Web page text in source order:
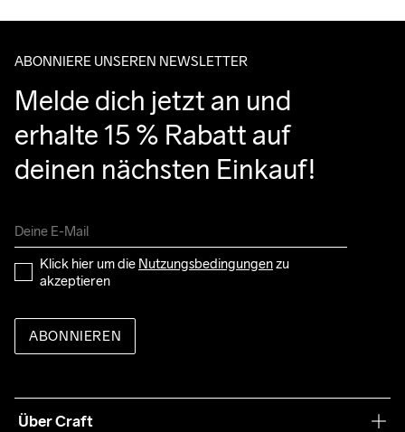
entgegennehmen kannst.
ABONNIERE UNSEREN NEWSLETTER
Melde dich jetzt an und
erhalte 15 % Rabatt auf
deinen nächsten Einkauf!
Klick hier um die Nutzungsbedingungen zu
akzeptieren
ABONNIEREN
Über Craft